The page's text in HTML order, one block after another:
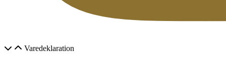
Varedeklaration